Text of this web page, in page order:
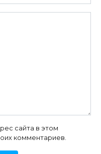
сайта в этом
комментариев.